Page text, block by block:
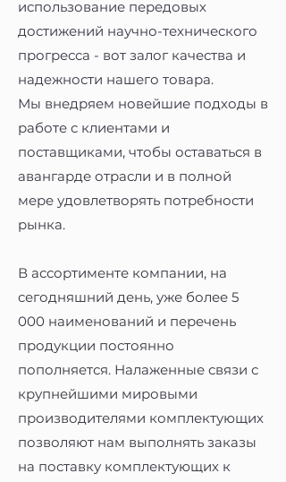
использование передовых
достижений научно-технического
прогресса - вот залог качества и
надежности нашего товара.
Мы внедряем новейшие подходы в
работе с клиентами и
поставщиками, чтобы оставаться в
авангарде отрасли и в полной
мере удовлетворять потребности
рынка.
В ассортименте компании, на
сегодняшний день, уже более 5
000 наименований и перечень
продукции постоянно
пополняется. Налаженные связи с
крупнейшими мировыми
производителями комплектующих
позволяют нам выполнять заказы
на поставку комплектующих к